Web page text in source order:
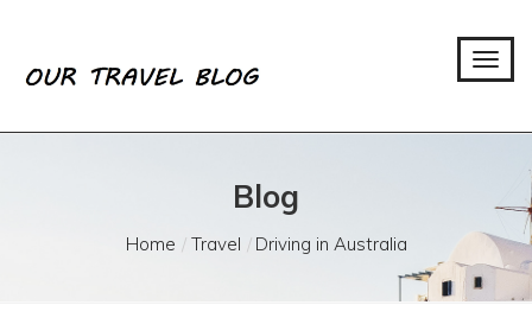
Blog
Home Travel Driving in Australia